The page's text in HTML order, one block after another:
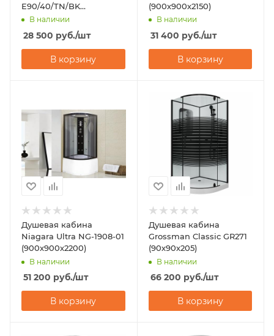
E90/40/TN/BK
(900х900х1950)
В наличии
28 500 руб./шт
В корзину
(900х900х2150)
В наличии
31 400 руб./шт
В корзину
Душевая кабина
Niagara Ultra NG-1908-01
(900х900х2200)
В наличии
51 200 руб./шт
В корзину
Душевая кабина
Grossman Classic GR271
(90х90х205)
В наличии
66 200 руб./шт
В корзину